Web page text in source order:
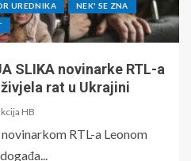
UREDNIKA NEK' SE ZNA
SLIKA novinarke RTL-a
rat u Ukrajini
HB
RTL-a Leonom